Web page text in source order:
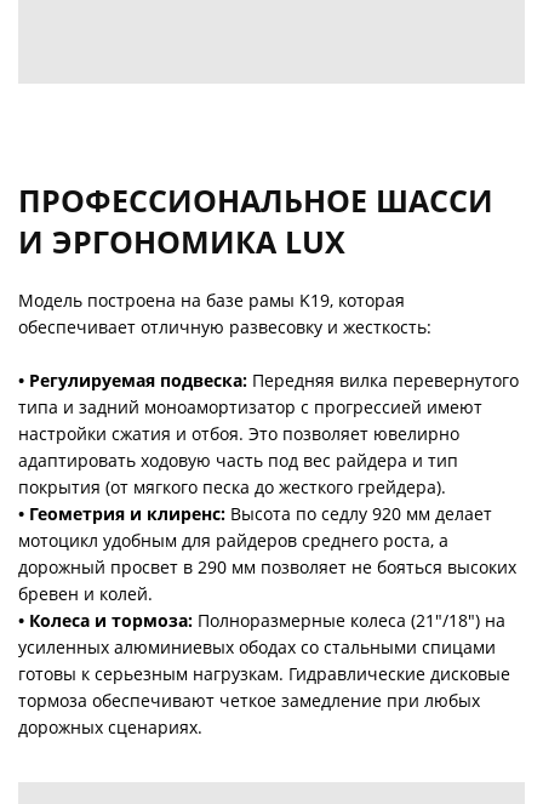
ПРОФЕССИОНАЛЬНОЕ ШАССИ
И ЭРГОНОМИКА LUX
Модель построена на базе рамы K19, которая
обеспечивает отличную развесовку и жесткость:
• Регулируемая подвеска: Передняя вилка перевернутого
типа и задний моноамортизатор с прогрессией имеют
настройки сжатия и отбоя. Это позволяет ювелирно
адаптировать ходовую часть под вес райдера и тип
покрытия (от мягкого песка до жесткого грейдера).
• Геометрия и клиренс: Высота по седлу 920 мм делает
мотоцикл удобным для райдеров среднего роста, а
дорожный просвет в 290 мм позволяет не бояться высоких
бревен и колей.
• Колеса и тормоза: Полноразмерные колеса (21"/18") на
усиленных алюминиевых ободах со стальными спицами
готовы к серьезным нагрузкам. Гидравлические дисковые
тормоза обеспечивают четкое замедление при любых
дорожных сценариях.